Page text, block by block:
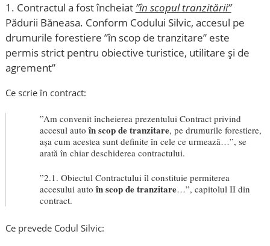
1. Contractul a fost încheiat ”în scopul tranzitării”
Pădurii Băneasa. Conform Codului Silvic, accesul pe
drumurile forestiere ”în scop de tranzitare” este
permis strict pentru obiective turistice, utilitare și de
agrement”
Ce scrie în contract:
”Am convenit încheierea prezentului Contract privind
accesul autoîn scop de tranzitare, pe drumurile forestiere,
așa cum acestea sunt definite în cele ce urmează…”, se
arată în chiar deschiderea contractului.
”2.1. Obiectul Contractului îl constituie permiterea
accesului autoîn scop de tranzitare…”, capitolul II din
contract.
Ce prevede Codul Silvic: